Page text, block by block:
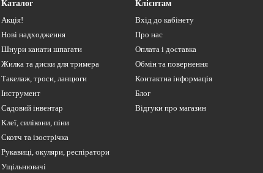
Каталог
Акція!
Нові надходження
Шнури канати шпагати
Жилка та диски для тримера
Такелаж, троси, ланцюги
Інструмент
Садовий інвентар
Клеї, силікони, піни
Скотч та ізострічка
Рукавиці, окуляри, респіратори
Ущільнювачі
Клієнтам
Вхід до кабінету
Про нас
Оплата і доставка
Обмін та повернення
Контактна інформація
Блог
Відгуки про магазин